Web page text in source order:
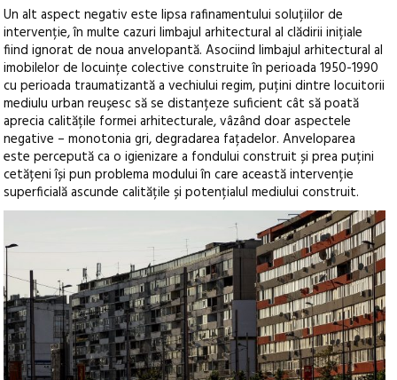
Un alt aspect negativ este lipsa rafinamentului soluțiilor de
intervenție, în multe cazuri limbajul arhitectural al clădirii inițiale
fiind ignorat de noua anvelopantă. Asociind limbajul arhitectural al
imobilelor de locuințe colective construite în perioada 1950-1990
cu perioada traumatizantă a vechiului regim, puțini dintre locuitorii
mediulu urban reușesc să se distanțeze suficient cât să poată
aprecia calitățile formei arhitecturale, vâzând doar aspectele
negative – monotonia gri, degradarea fațadelor. Anveloparea
este percepută ca o igienizare a fondului construit și prea puțini
cetățeni își pun problema modului în care această intervenție
superficială ascunde calitățile și potențialul mediului construit.